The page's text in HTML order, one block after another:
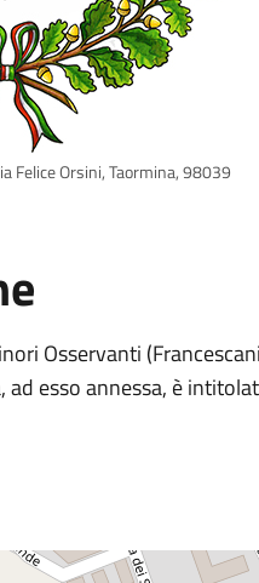
Felice Orsini, Taormina, 98039
Osservanti
ad esso annessa, è